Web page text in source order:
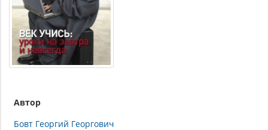
Автор
Бовт Георгий Георгович